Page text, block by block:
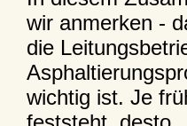
wir anmerken -
die
wichtig ist. Je